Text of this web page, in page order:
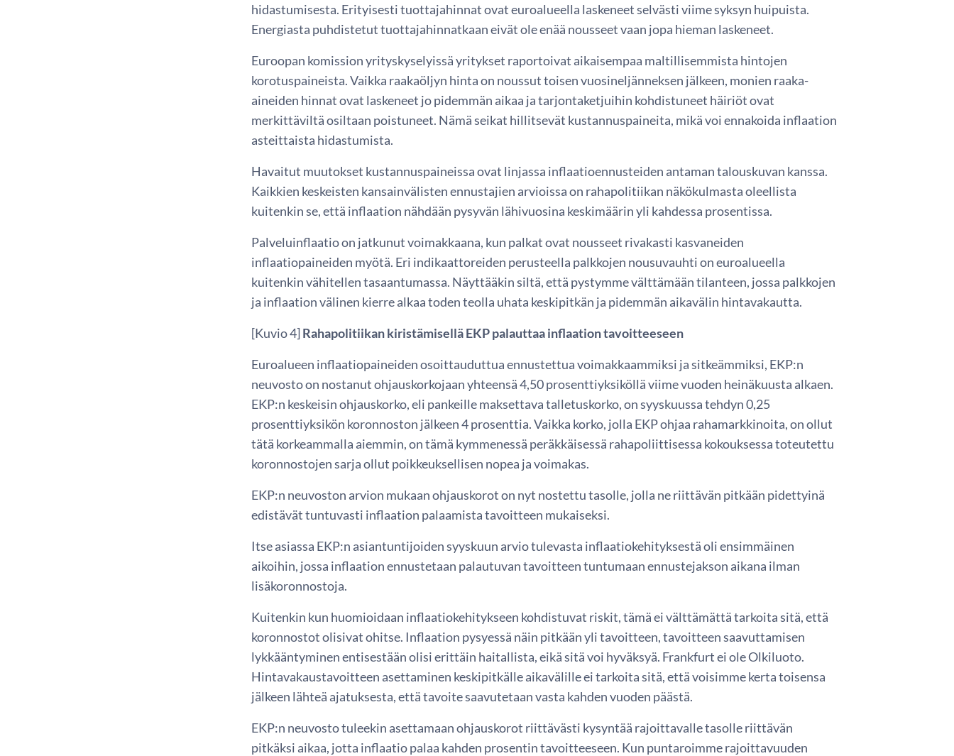
hidastumisesta. Erityisesti tuottajahinnat ovat euroalueella laskeneet selvästi viime syksyn huipuista.
Energiasta puhdistetut tuottajahinnatkaan eivät ole enää nousseet vaan jopa hieman laskeneet.
Euroopan komission yrityskyselyissä yritykset raportoivat aikaisempaa maltillisemmista hintojen
korotuspaineista. Vaikka raakaöljyn hinta on noussut toisen vuosineljänneksen jälkeen, monien raaka-
aineiden hinnat ovat laskeneet jo pidemmän aikaa ja tarjontaketjuihin kohdistuneet häiriöt ovat
merkittäviltä osiltaan poistuneet. Nämä seikat hillitsevät kustannuspaineita, mikä voi ennakoida inflaation
asteittaista hidastumista.
Havaitut muutokset kustannuspaineissa ovat linjassa inflaatioennusteiden antaman talouskuvan kanssa.
Kaikkien keskeisten kansainvälisten ennustajien arvioissa on rahapolitiikan näkökulmasta oleellista
kuitenkin se, että inflaation nähdään pysyvän lähivuosina keskimäärin yli kahdessa prosentissa.
Palveluinflaatio on jatkunut voimakkaana, kun palkat ovat nousseet rivakasti kasvaneiden
inflaatiopaineiden myötä. Eri indikaattoreiden perusteella palkkojen nousuvauhti on euroalueella
kuitenkin vähitellen tasaantumassa. Näyttääkin siltä, että pystymme välttämään tilanteen, jossa palkkojen
ja inflaation välinen kierre alkaa toden teolla uhata keskipitkän ja pidemmän aikavälin hintavakautta.
[Kuvio 4] Rahapolitiikan kiristämisellä EKP palauttaa inflaation tavoitteeseen
Euroalueen inflaatiopaineiden osoittauduttua ennustettua voimakkaammiksi ja sitkeämmiksi, EKP:n
neuvosto on nostanut ohjauskorkojaan yhteensä 4,50 prosenttiyksiköllä viime vuoden heinäkuusta alkaen.
EKP:n keskeisin ohjauskorko, eli pankeille maksettava talletuskorko, on syyskuussa tehdyn 0,25
prosenttiyksikön koronnoston jälkeen 4 prosenttia. Vaikka korko, jolla EKP ohjaa rahamarkkinoita, on ollut
tätä korkeammalla aiemmin, on tämä kymmenessä peräkkäisessä rahapoliittisessa kokouksessa toteutettu
koronnostojen sarja ollut poikkeuksellisen nopea ja voimakas.
EKP:n neuvoston arvion mukaan ohjauskorot on nyt nostettu tasolle, jolla ne riittävän pitkään pidettyinä
edistävät tuntuvasti inflaation palaamista tavoitteen mukaiseksi.
Itse asiassa EKP:n asiantuntijoiden syyskuun arvio tulevasta inflaatiokehityksestä oli ensimmäinen
aikoihin, jossa inflaation ennustetaan palautuvan tavoitteen tuntumaan ennustejakson aikana ilman
lisäkoronnostoja.
Kuitenkin kun huomioidaan inflaatiokehitykseen kohdistuvat riskit, tämä ei välttämättä tarkoita sitä, että
koronnostot olisivat ohitse. Inflaation pysyessä näin pitkään yli tavoitteen, tavoitteen saavuttamisen
lykkääntyminen entisestään olisi erittäin haitallista, eikä sitä voi hyväksyä. Frankfurt ei ole Olkiluoto.
Hintavakaustavoitteen asettaminen keskipitkälle aikavälille ei tarkoita sitä, että voisimme kerta toisensa
jälkeen lähteä ajatuksesta, että tavoite saavutetaan vasta kahden vuoden päästä.
EKP:n neuvosto tuleekin asettamaan ohjauskorot riittävästi kysyntää rajoittavalle tasolle riittävän
pitkäksi aikaa, jotta inflaatio palaa kahden prosentin tavoitteeseen. Kun puntaroimme rajoittavuuden